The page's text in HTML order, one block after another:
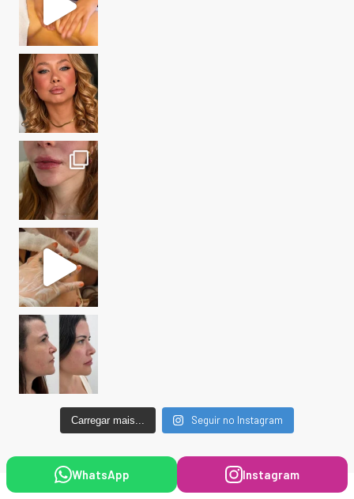
Carregar mais... Seguir no Instagram
WhatsApp Instagram